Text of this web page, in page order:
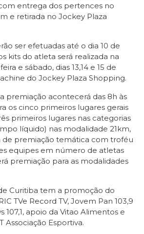
entrega dos pertences no
e retirada no Jockey Plaza
ser efetuadas até o dia 10 de
kits do atleta será realizada na
e sábado, dias 13,14 e 15 de
do Jockey Plaza Shopping.
premiação acontecerá das 8h às
os cinco primeiros lugares gerais
primeiros lugares nas categorias
líquido) nas modalidade 21km,
de premiação temática com troféu
equipes em número de atletas
premiação para as modalidades
Curitiba tem a promoção do
TVe Record TV, Jovem Pan 103,9
107,1, apoio da Vitao Alimentos e
Associação Esportiva.